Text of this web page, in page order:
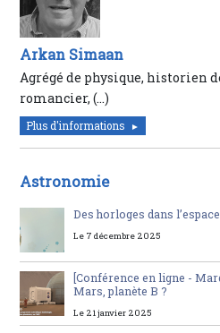
Arkan Simaan
Agrégé de physique, historien
romancier, (…)
Plus d'informations
Astronomie
Des horloges dans l’espace
Le 7 décembre 2025
[Conférence en ligne -
Mars, planète B ?
Le 21 janvier 2025